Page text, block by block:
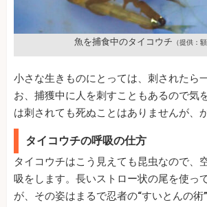
魚を捕食中のタイコウチ （提供：
小さな生きものにとっては、刺されたら
お、捕獲中に人を刺すこともあるので気
は刺されても死ぬことはありませんが、
タイコウチの呼吸の仕方
タイコウチはこう見えても昆虫なので、
吸をします。長いストロー状の尾を使っ
が、その姿はまるで忍者の“すいとんの術